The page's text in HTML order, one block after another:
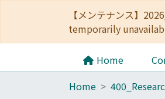
【メンテナンス】
temporarily
Home
Home